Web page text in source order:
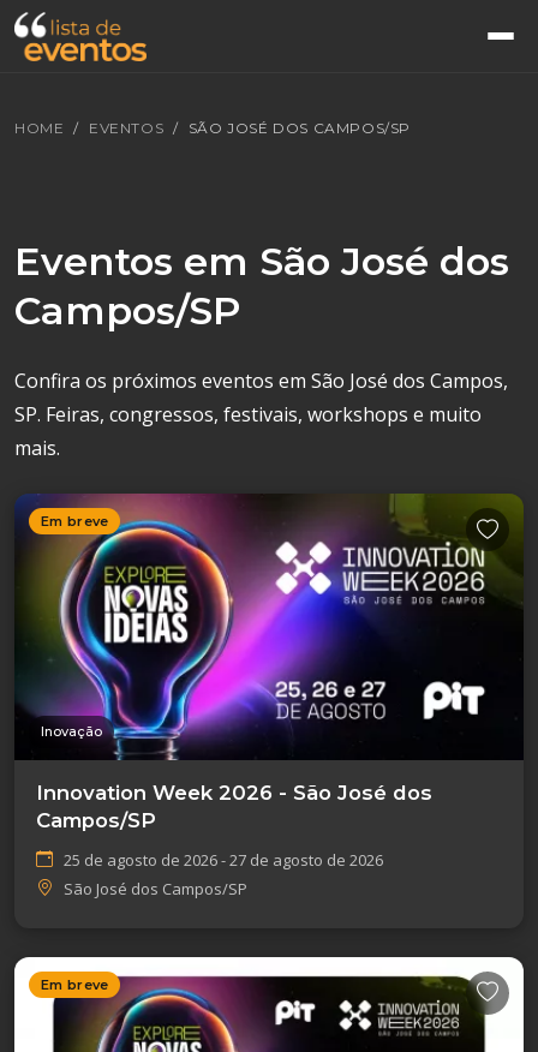
HOME EVENTOS SÃO JOSÉ DOS CAMPOS/SP
Eventos em São José dos
Campos/SP
Confira os próximos eventos em São José dos Campos,
SP. Feiras, congressos, festivais, workshops e muito
mais.
Em breve
Inovação
Innovation Week 2026 - São José dos
Campos/SP
25 de agosto de 2026 - 27 de agosto de 2026
São José dos Campos/SP
Em breve